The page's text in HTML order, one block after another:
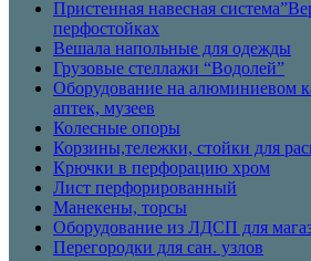
Пристенная навесная
перфостойках
Вешала напольные для одежды
Грузовые стеллажи “Водолей”
Оборудование на алюминиевом
аптек, музеев
Колесные опоры
Корзины,тележки, стойки для
Крючки в перфорацию хром
Лист перфорированный
Манекены, торсы
Оборудование из ЛДСП для
Перегородки для сан. узлов